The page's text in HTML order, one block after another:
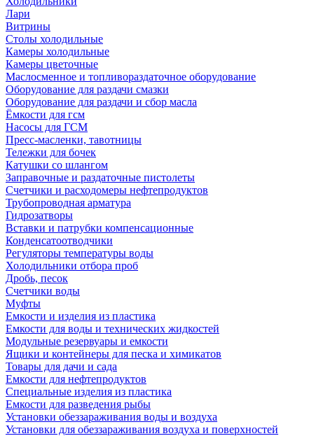
Лари
Витрины
Столы холодильные
Камеры холодильные
Камеры цветочные
Маслосменное и топливораздаточное оборудование
Оборудование для раздачи смазки
Оборудование для раздачи и сбор масла
Ёмкости для гсм
Насосы для ГСМ
Пресс-масленки, тавотницы
Тележки для бочек
Катушки со шлангом
Заправочные и раздаточные пистолеты
Счетчики и расходомеры нефтепродуктов
Трубопроводная арматура
Гидрозатворы
Вставки и патрубки компенсационные
Конденсатоотводчики
Регуляторы температуры воды
Холодильники отбора проб
Дробь, песок
Счетчики воды
Муфты
Емкости и изделия из пластика
Емкости для воды и технических жидкостей
Модульные резервуары и емкости
Ящики и контейнеры для песка и химикатов
Товары для дачи и сада
Емкости для нефтепродуктов
Специальные изделия из пластика
Емкости для разведения рыбы
Установки обеззараживания воды и воздуха
Установки для обеззараживания воздуха и поверхностей